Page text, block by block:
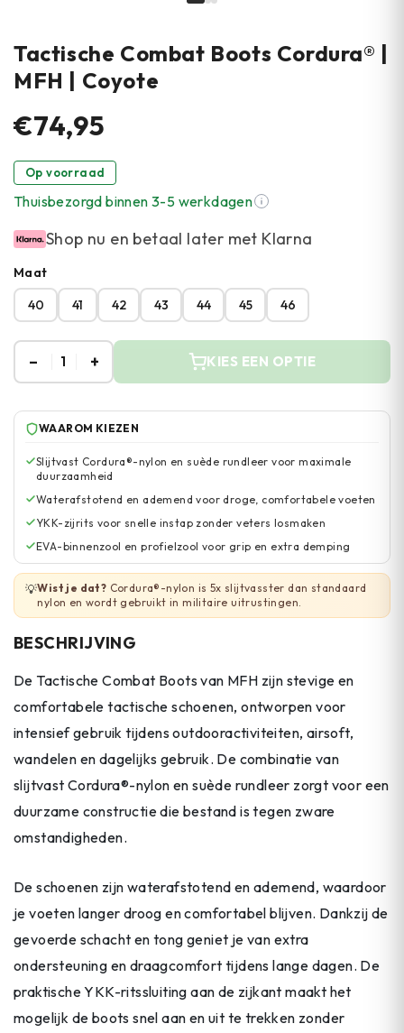
Tactische Combat Boots Cordura® |
MFH | Coyote
€74,95
Op voorraad
Thuisbezorgd binnen 3-5 werkdagen
Shop nu en betaal later met Klarna
Maat
40
41 42 43 44 45 46
– 1 + KIES EEN OPTIE
WAAROM KIEZEN
Slijtvast Cordura®-nylon en suède rundleer voor maximale
duurzaamheid
Waterafstotend en ademend voor droge, comfortabele voeten
YKK-zijrits voor snelle instap zonder veters losmaken
EVA-binnenzool en profielzool voor grip en extra demping
💡Wist je dat? Cordura®-nylon is 5x slijtvasster dan standaard
nylon en wordt gebruikt in militaire uitrustingen.
BESCHRIJVING
De Tactische Combat Boots van MFH zijn stevige en
comfortabele tactische schoenen, ontworpen voor
intensief gebruik tijdens outdooractiviteiten, airsoft,
wandelen en dagelijks gebruik. De combinatie van
slijtvast Cordura®-nylon en suède rundleer zorgt voor een
duurzame constructie die bestand is tegen zware
omstandigheden.
De schoenen zijn waterafstotend en ademend, waardoor
je voeten langer droog en comfortabel blijven. Dankzij de
gevoerde schacht en tong geniet je van extra
ondersteuning en draagcomfort tijdens lange dagen. De
praktische YKK-ritssluiting aan de zijkant maakt het
mogelijk de boots snel aan en uit te trekken zonder